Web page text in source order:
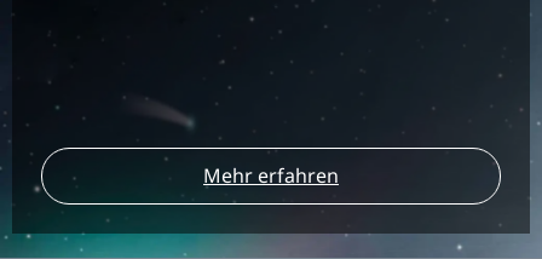
Mehr erfahren